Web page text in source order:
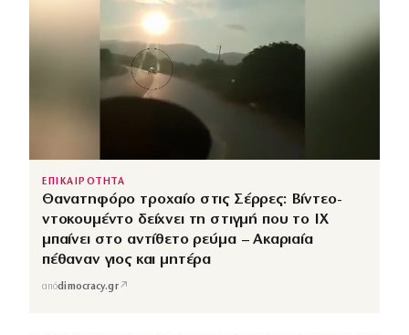
ΕΠΙΚΑΙΡΟΤΗΤΑ
Θανατηφόρο τροχαίο στις Σέρρες: Βίντεο-
ντοκουμέντο δείχνει τη στιγμή που το ΙΧ
μπαίνει στο αντίθετο ρεύμα – Ακαριαία
πέθαναν γιος και μητέρα
απόdimocracy.gr↗